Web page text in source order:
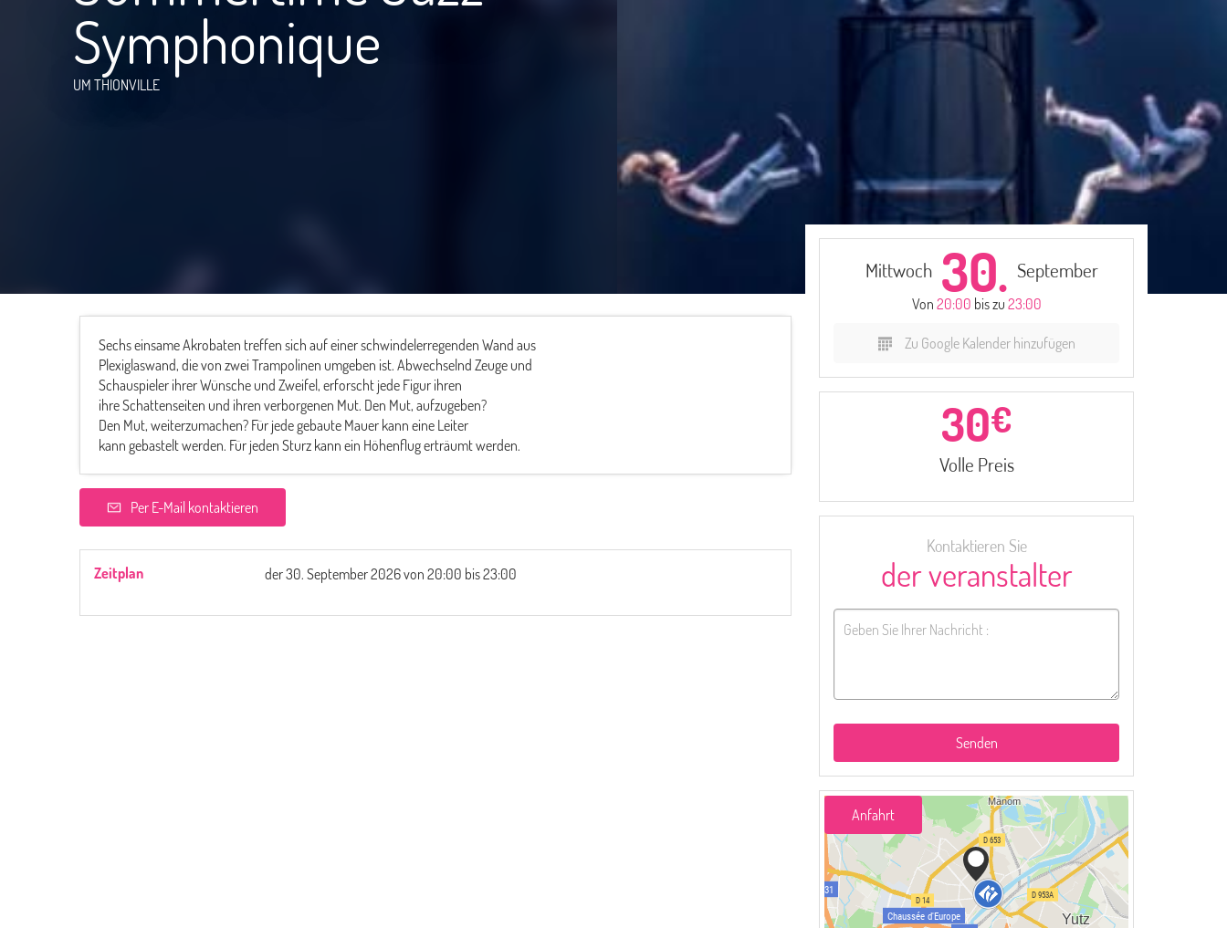
Symphonique
UM THIONVILLE
Sechs einsame Akrobaten treffen sich auf einer schwindelerregenden Wand aus
Plexiglaswand, die von zwei Trampolinen umgeben ist. Abwechselnd Zeuge und
Schauspieler ihrer Wünsche und Zweifel, erforscht jede Figur ihren
ihre Schattenseiten und ihren verborgenen Mut. Den Mut, aufzugeben?
Den Mut, weiterzumachen? Für jede gebaute Mauer kann eine Leiter
kann gebastelt werden. Für jeden Sturz kann ein Höhenflug erträumt werden.
Per E-Mail kontaktieren
Zeitplan der30. September 2026von 20:00 bis 23:00
Mittwoch 30. September
Von 20:00 bis zu 23:00
Zu Google Kalender hinzufügen
30€
Volle Preis
Kontaktieren Sie
der veranstalter
Senden
Anfahrt